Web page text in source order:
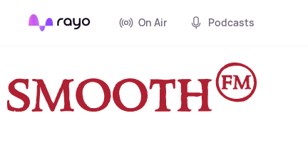
On Air Podcasts